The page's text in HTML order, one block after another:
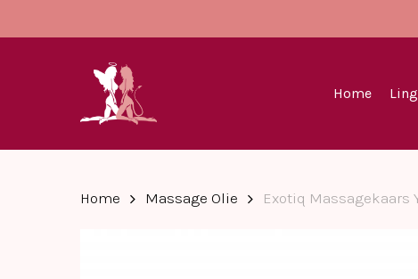
Home
Home Massage Olie Exotiq Massagekaars